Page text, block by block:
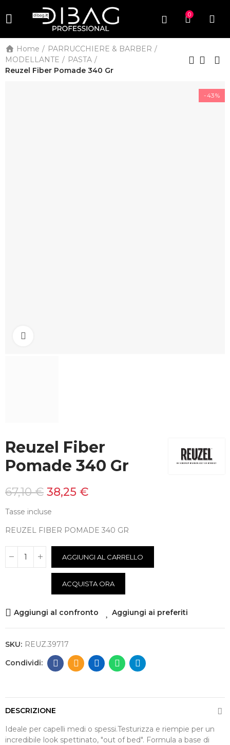
0
Home
PARRUCCHIERE & BARBER
MODELLANTE
PASTA
Reuzel Fiber Pomade 340 Gr
-43%
Reuzel Fiber
Pomade 340 Gr
67,10 € 38,25 €
Tasse incluse
REUZEL FIBER POMADE 340 GR
AGGIUNGI AL CARRELLO
ACQUISTA ORA
Aggiungi al confronto Aggiungi ai preferiti
SKU: REUZ.39717
DESCRIZIONE
Ideale per capelli medi o spessi.Testurizza e riempie per un
incredibile look spettinato, "out of bed". Formula a base di